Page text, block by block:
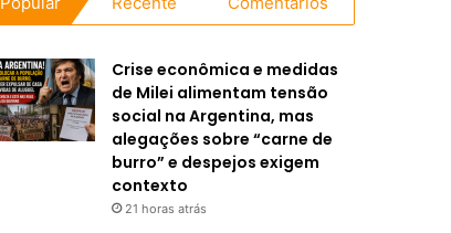
Crise econômica e medidas
de Milei alimentam tensão
social na Argentina, mas
alegações sobre “carne de
burro” e despejos exigem
contexto
21 horas atrás